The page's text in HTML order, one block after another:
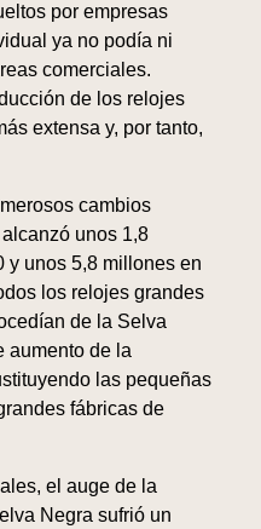
por empresas
ya no podía ni
comerciales.
de los relojes
extensa y, por tanto,
cambios
unos 1,8
y unos 5,8 millones en
los relojes grandes
de la Selva
aumento de la
las pequeñas
fábricas de
el auge de la
Negra sufrió un